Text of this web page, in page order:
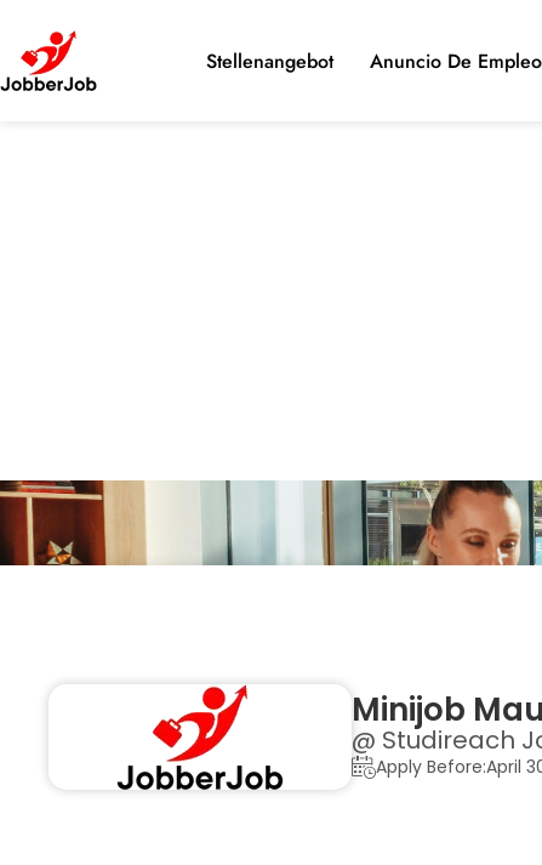
Stellenangebot Anuncio De
Minijob
@ Studireach
Apply Before:April